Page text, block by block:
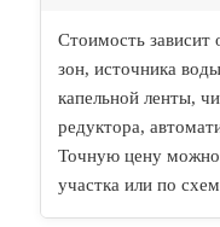
Стоимость зависит
зон, источника
капельной ленты,
редуктора,
Точную цену можно
участка или по